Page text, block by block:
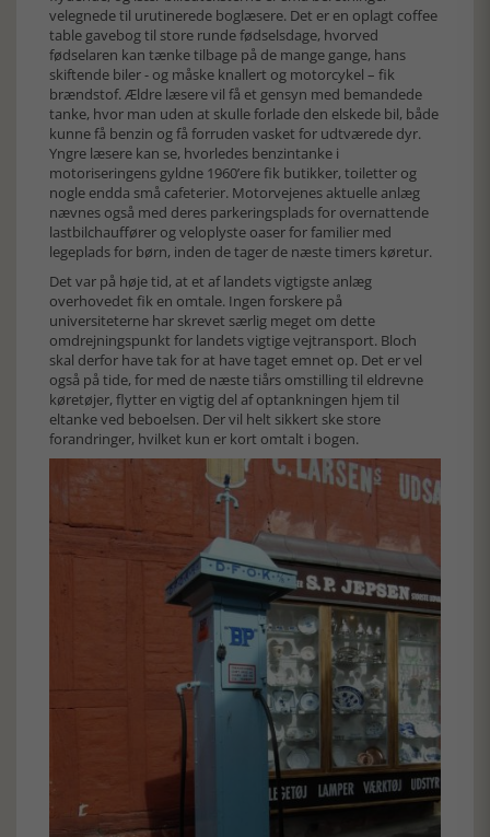
velegnede til urutinerede boglæsere. Det er en oplagt coffee
table gavebog til store runde fødselsdage, hvorved
fødselaren kan tænke tilbage på de mange gange, hans
skiftende biler - og måske knallert og motorcykel – fik
brændstof. Ældre læsere vil få et gensyn med bemandede
tanke, hvor man uden at skulle forlade den elskede bil, både
kunne få benzin og få forruden vasket for udtværede dyr.
Yngre læsere kan se, hvorledes benzintanke i
motoriseringens gyldne 1960’ere fik butikker, toiletter og
nogle endda små cafeterier. Motorvejenes aktuelle anlæg
nævnes også med deres parkeringsplads for overnattende
lastbilchauffører og veloplyste oaser for familier med
legeplads for børn, inden de tager de næste timers køretur.
Det var på høje tid, at et af landets vigtigste anlæg
overhovedet fik en omtale. Ingen forskere på
universiteterne har skrevet særlig meget om dette
omdrejningspunkt for landets vigtige vejtransport. Bloch
skal derfor have tak for at have taget emnet op. Det er vel
også på tide, for med de næste tiårs omstilling til eldrevne
køretøjer, flytter en vigtig del af optankningen hjem til
eltanke ved beboelsen. Der vil helt sikkert ske store
forandringer, hvilket kun er kort omtalt i bogen.